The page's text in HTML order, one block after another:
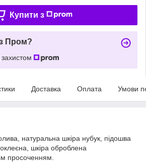
Купити з
Пром?
Доставка Оплата Умови
натуральна шкіра нубук, підошва
шкіра оброблена
просоченням.